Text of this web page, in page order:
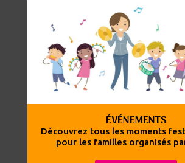
ÉVÉNEMENTS
Découvrez tous les moments
pour les familles organisés